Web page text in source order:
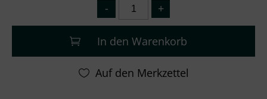
In den Warenkorb